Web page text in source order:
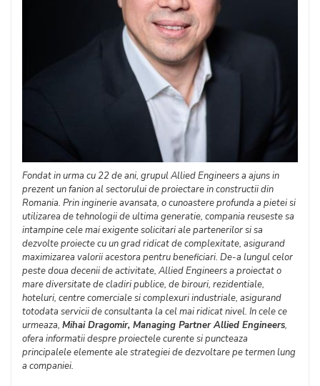
Fondat in urma cu 22 de ani, grupul Allied Engineers a ajuns in
prezent un fanion al sectorului de proiectare in constructii din
Romania. Prin inginerie avansata, o cunoastere profunda a pietei si
utilizarea de tehnologii de ultima generatie, compania reuseste sa
intampine cele mai exigente solicitari ale partenerilor si sa
dezvolte proiecte cu un grad ridicat de complexitate, asigurand
maximizarea valorii acestora pentru beneficiari. De-a lungul celor
peste doua decenii de activitate, Allied Engineers a proiectat o
mare diversitate de cladiri publice, de birouri, rezidentiale,
hoteluri, centre comerciale si complexuri industriale, asigurand
totodata servicii de consultanta la cel mai ridicat nivel. In cele ce
urmeaza, Mihai Dragomir, Managing Partner Allied Engineers,
ofera informatii despre proiectele curente si puncteaza
principalele elemente ale strategiei de dezvoltare pe termen lung
a companiei.